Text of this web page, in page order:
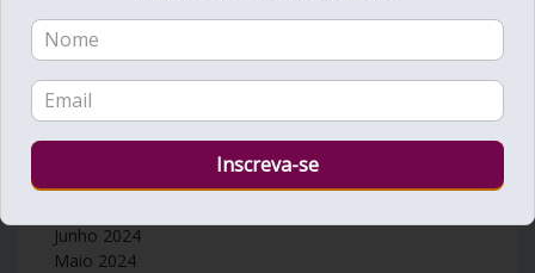
Fevereiro 2025
Janeiro 2025
Dezembro 2024
Novembro 2024
Outubro 2024
Agosto 2024
Junho 2024
Maio 2024